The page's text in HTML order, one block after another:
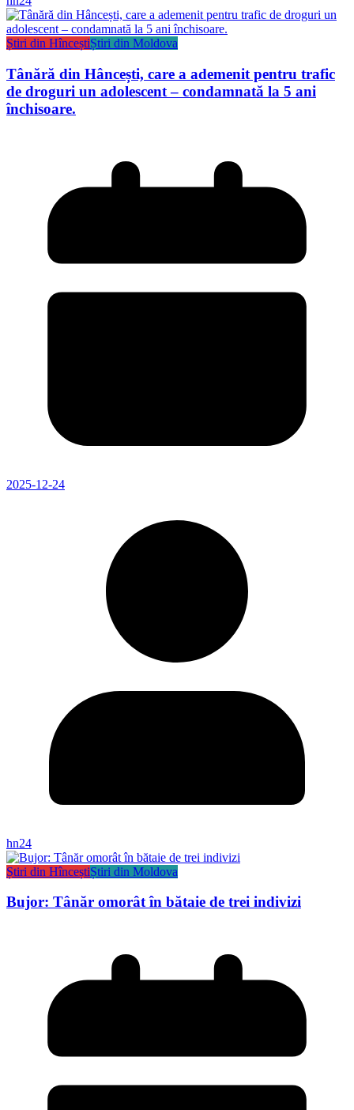
Știri din HînceștiȘtiri din Moldova
Tânără din Hâncești, care a ademenit pentru trafic
de droguri un adolescent – condamnată la 5 ani
închisoare.
2025-12-24
hn24
Știri din HînceștiȘtiri din Moldova
Bujor: Tânăr omorât în bătaie de trei indivizi